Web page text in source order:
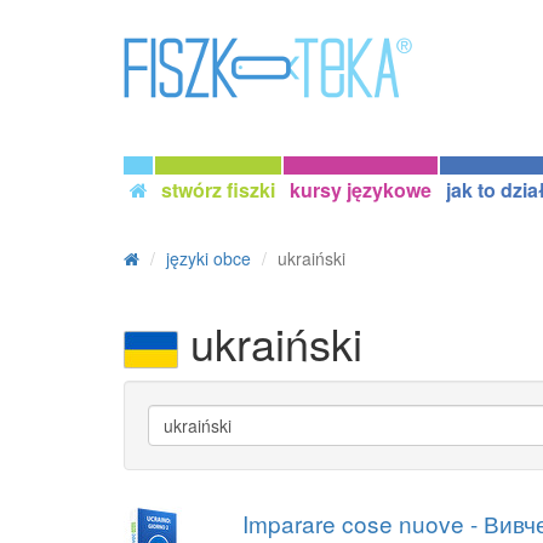
stwórz fiszki kursy językowe jak to
języki obce ukraiński
ukraiński
Imparare cose nuove -